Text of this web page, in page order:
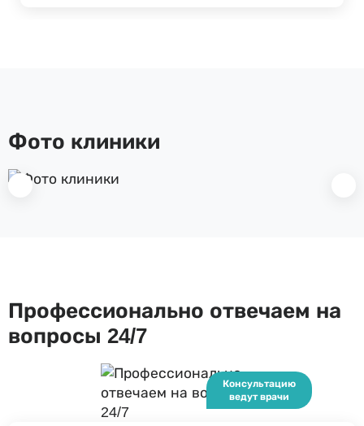
Фото клиники
Профессионально отвечаем на
вопросы 24/7